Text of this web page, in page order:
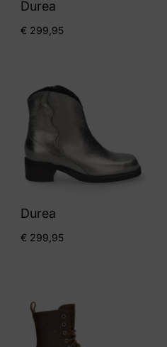
Durea
€ 299,95
Durea
€ 299,95